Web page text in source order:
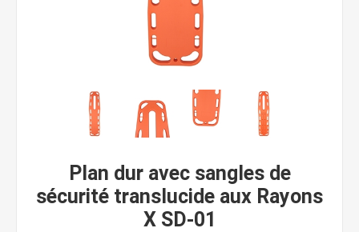
Plan dur avec sangles de
sécurité translucide aux Rayons
X SD-01